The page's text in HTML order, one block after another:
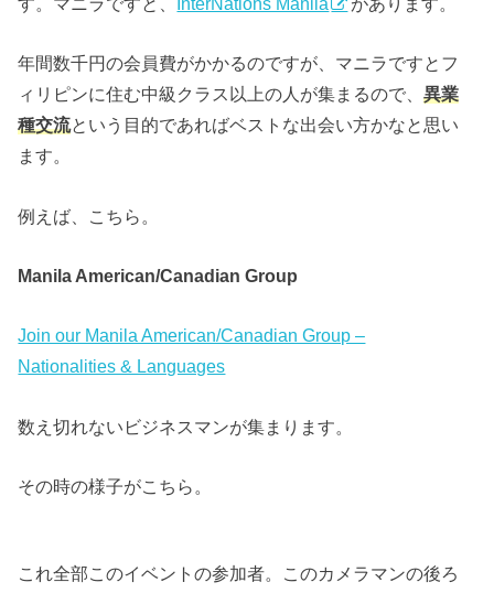
年間数千円の会員費がかかるのですが、マニラですとフ
ィリピンに住む中級クラス以上の人が集まるので、異業
種交流という目的であればベストな出会い方かなと思い
ます。
例えば、こちら。
Manila American/Canadian Group
Join our Manila American/Canadian Group –
Nationalities & Languages
数え切れないビジネスマンが集まります。
その時の様子がこちら。
これ全部このイベントの参加者。このカメラマンの後ろ